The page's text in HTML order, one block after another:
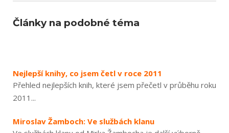
Články na podobné téma
Nejlepší knihy, co jsem četl v roce 2011
Přehled nejlepších knih, které jsem přečetl v průběhu roku
2011...
Miroslav Žamboch: Ve službách klanu